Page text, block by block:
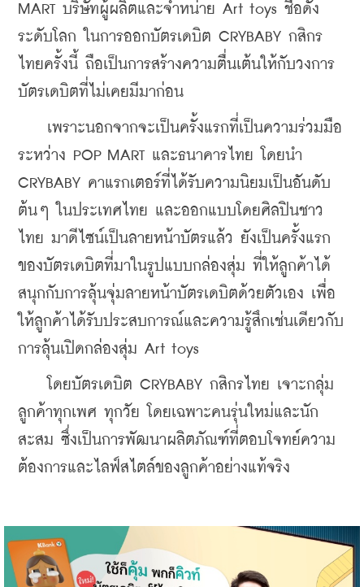
MART บริษัทผู้ผลิตและจำหน่าย Art toys ชื่อดัง
ระดับโลก ในการออกบัตรเดบิต CRYBABY กสิกร
ไทยครั้งนี้ ถือเป็นการสร้างความตื่นเต้นให้กับวงการ
บัตรเดบิตที่ไม่เคยมีมาก่อน
เพราะนอกจากจะเป็นครั้งแรกที่เป็นความร่วมมือ
ระหว่าง POP MART และธนาคารไทย โดยนำ
CRYBABY คาแรกเตอร์ที่ได้รับความนิยมเป็นอันดับ
ต้นๆ ในประเทศไทย และออกแบบโดยศิลปินชาว
ไทย มาดีไซน์เป็นลายหน้าบัตรแล้ว ยังเป็นครั้งแรก
ของบัตรเดบิตที่มาในรูปแบบกล่องสุ่ม ที่ให้ลูกค้าได้
สนุกกับการลุ้นจุ่มลายหน้าบัตรเดบิตด้วยตัวเอง เพื่อ
ให้ลูกค้าได้รับประสบการณ์และความรู้สึกเช่นเดียวกับ
การลุ้นเปิดกล่องสุ่ม Art toys
โดยบัตรเดบิต CRYBABY กสิกรไทย เจาะกลุ่ม
ลูกค้าทุกเพศ ทุกวัย โดยเฉพาะคนรุ่นใหม่และนัก
สะสม ซึ่งเป็นการพัฒนาผลิตภัณฑ์ที่ตอบโจทย์ความ
ต้องการและไลฟ์สไตล์ของลูกค้าอย่างแท้จริง